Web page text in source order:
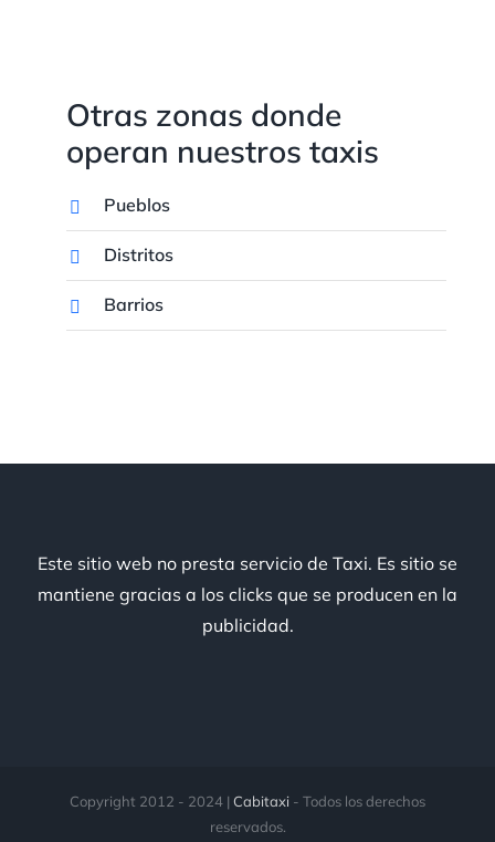
Otras zonas donde
operan nuestros taxis
Pueblos
Distritos
Barrios
Este sitio web no presta servicio de Taxi. Es sitio se
mantiene gracias a los clicks que se producen en la
publicidad.
Copyright 2012 - 2024 | Cabitaxi - Todos los derechos
reservados.